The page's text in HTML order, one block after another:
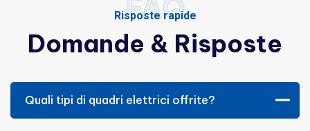
FAQ
Risposte rapide
Domande & Risposte
Quali tipi di quadri elettrici offrite?